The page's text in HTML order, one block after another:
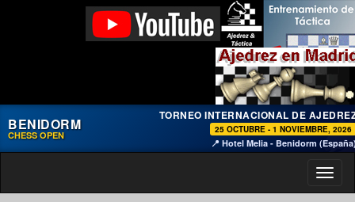
BENIDORM
CHESS OPEN
TORNEO INTERNACIONAL DE
25 OCTUBRE - 1 NOVIEMBRE, 2026
📍 Hotel Melia - Benidorm